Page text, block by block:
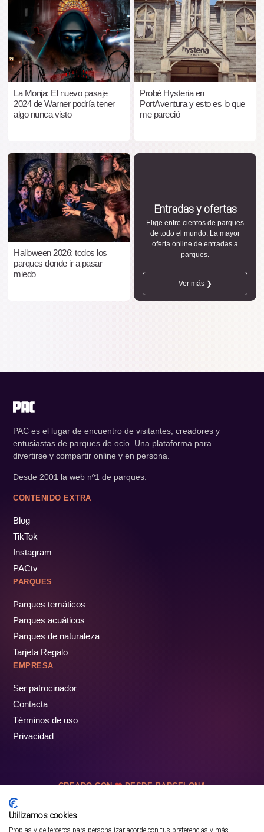
La Monja: El nuevo pasaje
2024 de Warner podría tener
algo nunca visto
Probé Hysteria en
PortAventura y esto es lo que
me pareció
Halloween 2026: todos los
parques donde ir a pasar
miedo
Entradas y ofertas
Elige entre cientos de parques
de todo el mundo. La mayor
oferta online de entradas a
parques.
Ver más ❯
PAC es el lugar de encuentro de visitantes, creadores y
entusiastas de parques de ocio. Una plataforma para
divertirse y compartir online y en persona.
Desde 2001 la web nº1 de parques.
CONTENIDO EXTRA
Blog
TikTok
Instagram
PACtv
PARQUES
Parques temáticos
Parques acuáticos
Parques de naturaleza
Tarjeta Regalo
EMPRESA
Ser patrocinador
Contacta
Términos de uso
Privacidad
CREADO CON DESDE BARCELONA
Utilizamos cookies
Propias y de terceros para personalizar acorde con tus preferencias y más